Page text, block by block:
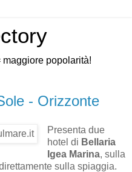
maggiore popolarità!
- Orizzonte
Presenta due
hotel di Bellaria
Igea Marina, sulla
sulla spiaggia.